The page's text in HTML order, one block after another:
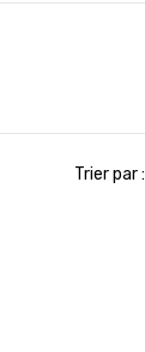
Trier par :